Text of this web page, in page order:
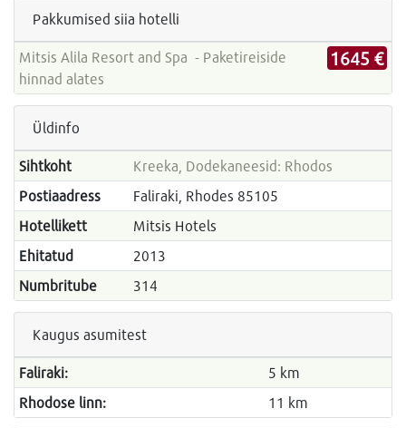
Pakkumised siia hotelli
Mitsis Alila Resort and Spa - Paketireiside
hinnad alates
1645 €
Üldinfo
Sihtkoht
Kreeka, Dodekaneesid: Rhodos
Postiaadress
Faliraki, Rhodes 85105
Hotellikett
Mitsis Hotels
Ehitatud
2013
Numbritube
314
Kaugus asumitest
Faliraki:
5 km
Rhodose linn:
11 km